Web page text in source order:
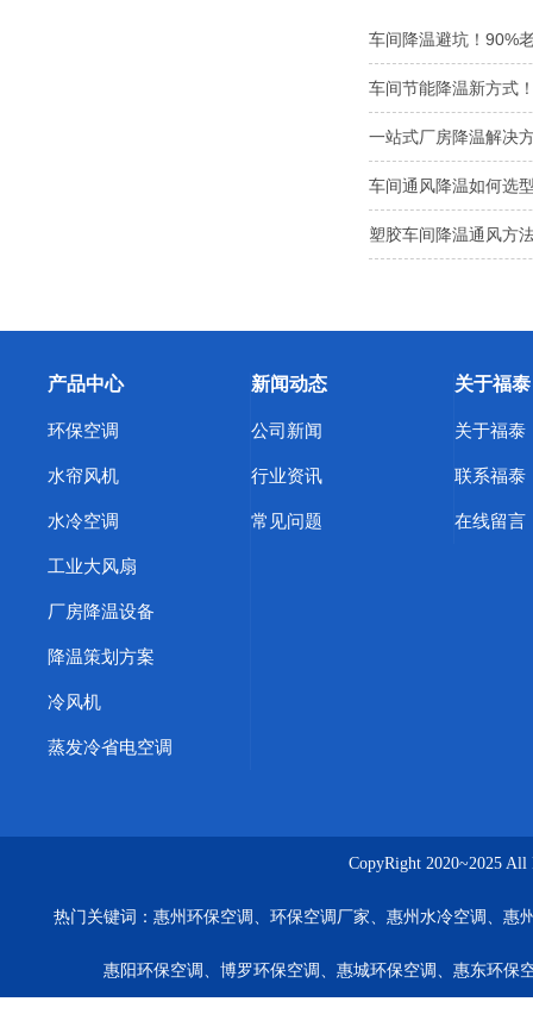
车间降温避坑！90%
车间节能降温新方式
一站式厂房降温解决
车间通风降温如何选
塑胶车间降温通风方
产品中心
环保空调
水帘风机
水冷空调
工业大风扇
厂房降温设备
降温策划方案
冷风机
蒸发冷省电空调
新闻动态
公司新闻
行业资讯
常见问题
关于福泰
关于福泰
联系福泰
在线留言
CopyRight 2020~2025
热门关键词： 惠州环保空调、环保空调厂家、惠州水冷空调、惠
惠阳环保空调、博罗环保空调、惠城环保空调、惠东环保